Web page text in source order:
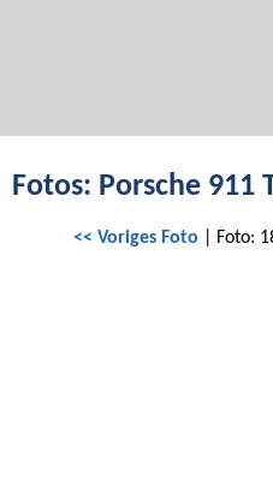
Fotos: Porsche 911
<< Voriges Foto | Foto: